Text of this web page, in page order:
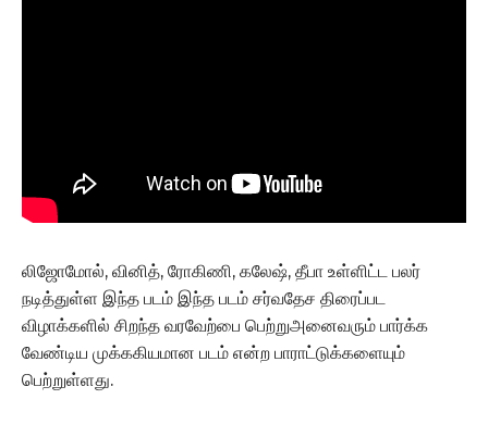
லிஜோமோல், வினித், ரோகிணி, கலேஷ், தீபா உள்ளிட்ட பலர்
நடித்துள்ள இந்த படம் இந்த படம் சர்வதேச திரைப்பட
விழாக்களில் சிறந்த வரவேற்பை பெற்றுஅனைவரும் பார்க்க
வேண்டிய முக்ககியமான படம் என்ற பாராட்டுக்களையும்
பெற்றுள்ளது.